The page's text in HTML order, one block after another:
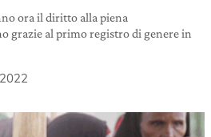
ora il diritto alla piena
grazie al primo registro di genere in